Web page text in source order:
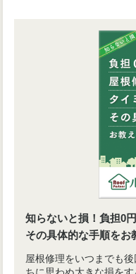
知らないと損！負担0
その具体的な手順をお
屋根修理をいつまでも